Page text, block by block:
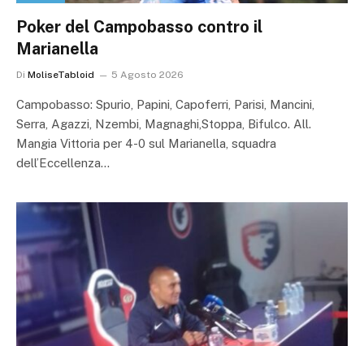
Poker del Campobasso contro il
Marianella
Di MoliseTabloid 5 Agosto 2026
Campobasso: Spurio, Papini, Capoferri, Parisi, Mancini,
Serra, Agazzi, Nzembi, Magnaghi,Stoppa, Bifulco. All.
Mangia Vittoria per 4-0 sul Marianella, squadra
dell’Eccellenza…